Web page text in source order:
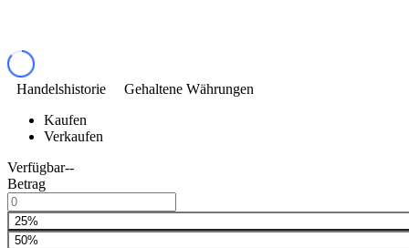
Handelshistorie
Gehaltene Währungen
Kaufen
Verkaufen
Verfügbar--
Betrag
25%
50%